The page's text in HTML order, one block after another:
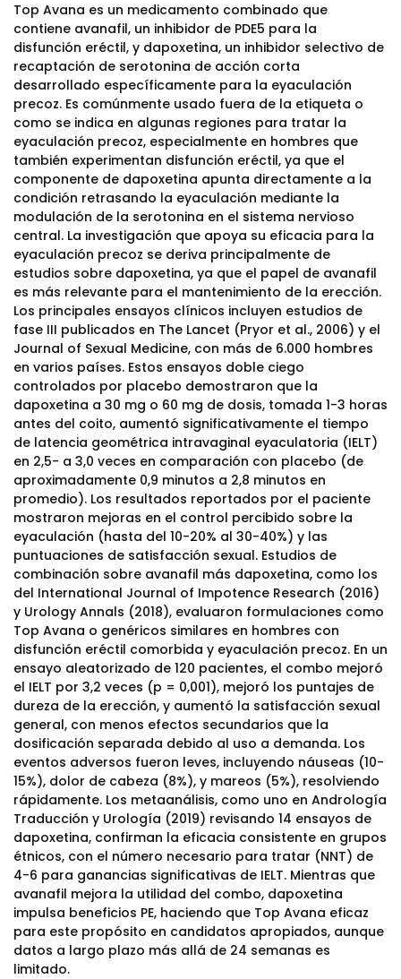
Top Avana es un medicamento combinado que
contiene avanafil, un inhibidor de PDE5 para la
disfunción eréctil, y dapoxetina, un inhibidor selectivo de
recaptación de serotonina de acción corta
desarrollado específicamente para la eyaculación
precoz. Es comúnmente usado fuera de la etiqueta o
como se indica en algunas regiones para tratar la
eyaculación precoz, especialmente en hombres que
también experimentan disfunción eréctil, ya que el
componente de dapoxetina apunta directamente a la
condición retrasando la eyaculación mediante la
modulación de la serotonina en el sistema nervioso
central. La investigación que apoya su eficacia para la
eyaculación precoz se deriva principalmente de
estudios sobre dapoxetina, ya que el papel de avanafil
es más relevante para el mantenimiento de la erección.
Los principales ensayos clínicos incluyen estudios de
fase III publicados en The Lancet (Pryor et al., 2006) y el
Journal of Sexual Medicine, con más de 6.000 hombres
en varios países. Estos ensayos doble ciego
controlados por placebo demostraron que la
dapoxetina a 30 mg o 60 mg de dosis, tomada 1-3 horas
antes del coito, aumentó significativamente el tiempo
de latencia geométrica intravaginal eyaculatoria (IELT)
en 2,5- a 3,0 veces en comparación con placebo (de
aproximadamente 0,9 minutos a 2,8 minutos en
promedio). Los resultados reportados por el paciente
mostraron mejoras en el control percibido sobre la
eyaculación (hasta del 10-20% al 30-40%) y las
puntuaciones de satisfacción sexual. Estudios de
combinación sobre avanafil más dapoxetina, como los
del International Journal of Impotence Research (2016)
y Urology Annals (2018), evaluaron formulaciones como
Top Avana o genéricos similares en hombres con
disfunción eréctil comorbida y eyaculación precoz. En un
ensayo aleatorizado de 120 pacientes, el combo mejoró
el IELT por 3,2 veces (p = 0,001), mejoró los puntajes de
dureza de la erección, y aumentó la satisfacción sexual
general, con menos efectos secundarios que la
dosificación separada debido al uso a demanda. Los
eventos adversos fueron leves, incluyendo náuseas (10-
15%), dolor de cabeza (8%), y mareos (5%), resolviendo
rápidamente. Los metaanálisis, como uno en Andrología
Traducción y Urología (2019) revisando 14 ensayos de
dapoxetina, confirman la eficacia consistente en grupos
étnicos, con el número necesario para tratar (NNT) de
4-6 para ganancias significativas de IELT. Mientras que
avanafil mejora la utilidad del combo, dapoxetina
impulsa beneficios PE, haciendo que Top Avana eficaz
para este propósito en candidatos apropiados, aunque
datos a largo plazo más allá de 24 semanas es
limitado.